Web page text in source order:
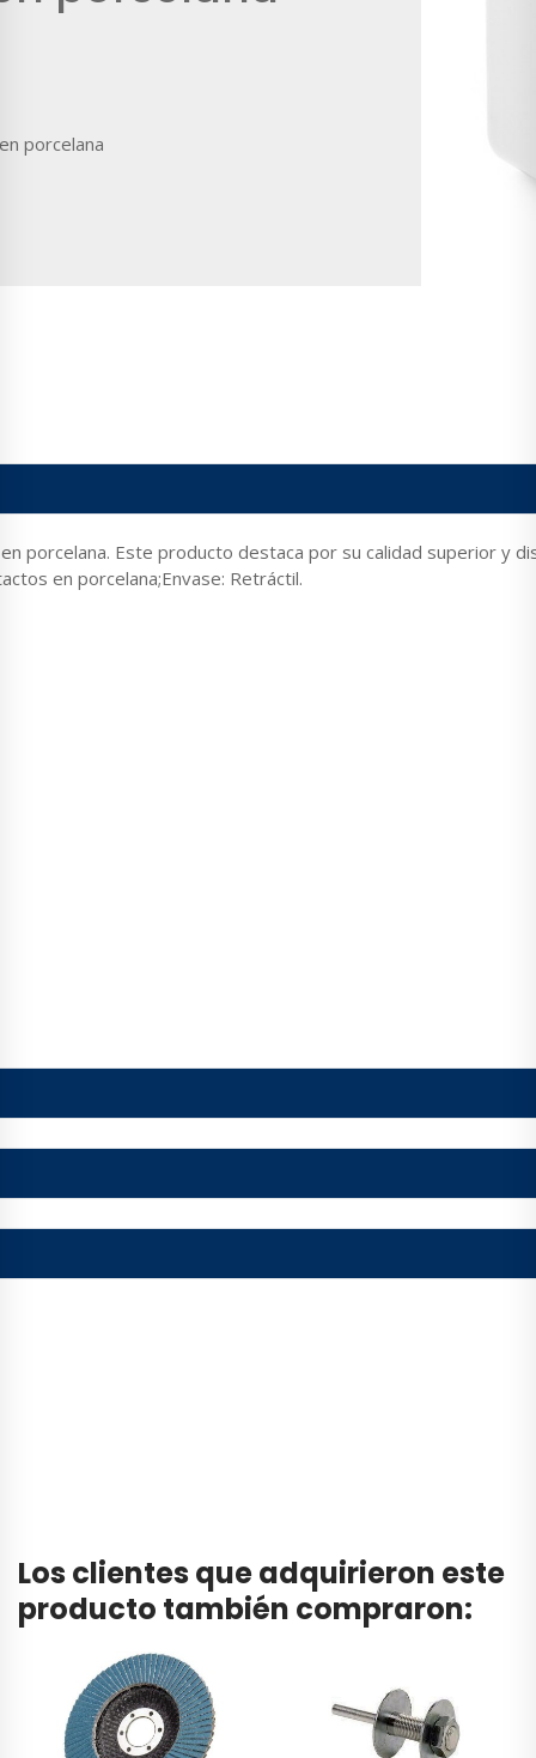
Los clientes que adquirieron este
producto también compraron: